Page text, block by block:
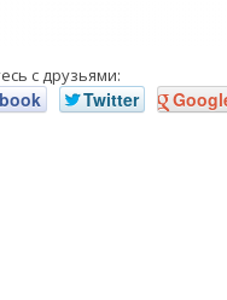
с друзьями:
Twitter